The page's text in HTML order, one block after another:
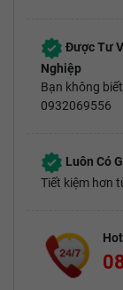
Được Tư
Nghiệp
Bạn không
0932069556
Luôn Có
Tiết kiệm hơn